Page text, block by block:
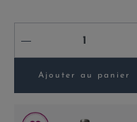
-
Ajouter au panier